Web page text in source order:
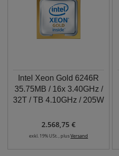
Intel Xeon Gold 6246R
35.75MB / 16x 3.40GHz /
32T / TB 4.10GHz / 205W
2.568,75 €
exkl. 19% USt. , plusVersand